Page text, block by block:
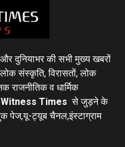
दुनियाभर की सभी मुख्य खबरों
संस्कृति, विरासतों, लोक
राजनीतिक व धार्मिक
Times से जुड़ने के
पेज,यू-ट्यूब चैनल,इंस्टाग्राम